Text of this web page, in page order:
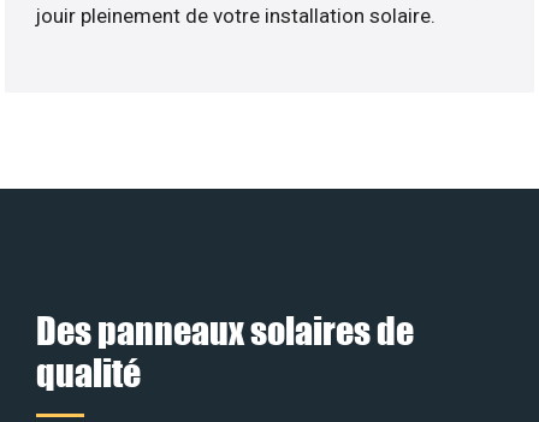
jouir pleinement de votre installation solaire.
Des panneaux solaires de
qualité